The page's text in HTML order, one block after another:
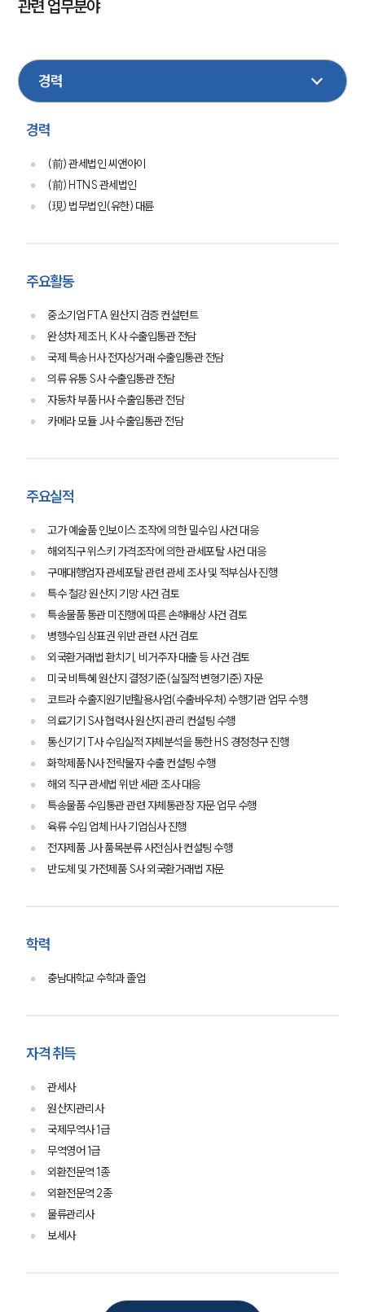
글로벌 파트너 로펌
고객의 소리
관련 업무분야
경력
(前) 관세법인 씨앤아이
(前) HTNS 관세법인
(現) 법무법인(유한) 대륜
주요활동
중소기업 FTA 원산지 검증 컨설턴트
완성차 제조 H, K사 수출입통관 전담
국제 특송 H사 전자상거래 수출입통관 전담
의류 유통 S사 수출입통관 전담
자동차 부품 H사 수출입통관 전담
카메라 모듈 J사 수출입통관 전담
주요실적
고가 예술품 인보이스 조작에 의한 밀수입 사건 대응
해외직구 위스키 가격조작에 의한 관세포탈 사건 대응
구매대행업자 관세포탈 관련 관세 조사 및 적부심사 진행
특수 철강 원산지 기망 사건 검토
특송물품 통관 미진행에 따른 손해배상 사건 검토
병행수입 상표권 위반 관련 사건 검토
외국환거래법 환치기, 비거주자 대출 등 사건 검토
미국 비특혜 원산지 결정기준(실질적 변형기준) 자문
코트라 수출지원기반활용사업(수출바우처) 수행기관 업무 수행
의료기기 S사 협력사 원산지 관리 컨설팅 수행
통신기기 T사 수입실적 자체분석을 통한 HS 경정청구 진행
화학제품 N사 전략물자 수출 컨설팅 수행
해외 직구 관세법 위반 세관 조사 대응
특송물품 수입통관 관련 자체통관장 자문 업무 수행
육류 수입 업체 H사 기업심사 진행
전자제품 J사 품목분류 사전심사 컨설팅 수행
반도체 및 가전제품 S사 외국환거래법 자문
학력
충남대학교 수학과 졸업
자격 취득
관세사
원산지관리사
국제무역사 1급
무역영어 1급
외환전문역 1종
외환전문역 2종
물류관리사
보세사